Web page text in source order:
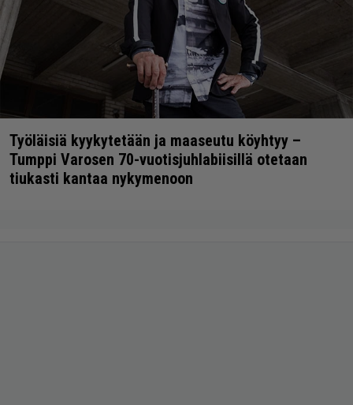
Työläisiä kyykytetään ja maaseutu köyhtyy –
Tumppi Varosen 70-vuotisjuhlabiisillä otetaan
tiukasti kantaa nykymenoon